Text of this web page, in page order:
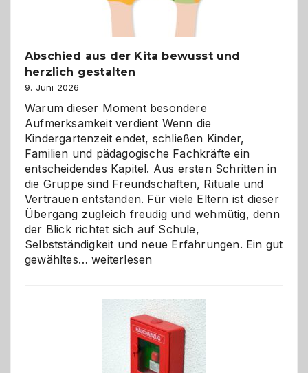
Abschied aus der Kita bewusst und
herzlich gestalten
9. Juni 2026
Warum dieser Moment besondere
Aufmerksamkeit verdient Wenn die
Kindergartenzeit endet, schließen Kinder,
Familien und pädagogische Fachkräfte ein
entscheidendes Kapitel. Aus ersten Schritten in
die Gruppe sind Freundschaften, Rituale und
Vertrauen entstanden. Für viele Eltern ist dieser
Übergang zugleich freudig und wehmütig, denn
der Blick richtet sich auf Schule,
Selbstständigkeit und neue Erfahrungen. Ein gut
gewähltes…Abschied
bewusst
herzlich
gestalten
weiterlesen